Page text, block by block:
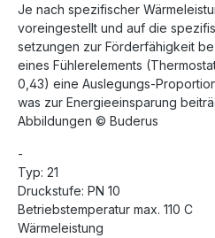
Je nach spezifischer
voreingestellt und auf die
setzungen zur Förderfähigkeit
eines Fühlerelements
0,43) eine Auslegungs-
was zur Energieeinsparung
Abbildungen © Buderus
-
Typ: 21
Druckstufe: PN 10
Betriebstemperatur max. 110 C
Wärmeleistung